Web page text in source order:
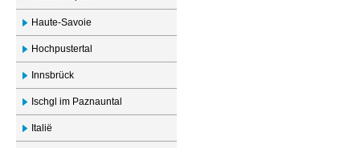
Haute-Savoie
Hochpustertal
Innsbrück
Ischgl im Paznauntal
Italië